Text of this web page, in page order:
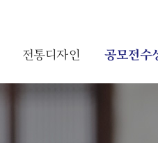
전통디자인 공모전수